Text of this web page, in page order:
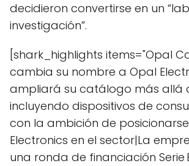
decidieron convertirse en un
investigación”.
[shark_highlights items="Opal
cambia su nombre a Opal
ampliará su catálogo más allá
incluyendo dispositivos de
con la ambición de
Electronics en el sector|La
una ronda de financiación Serie